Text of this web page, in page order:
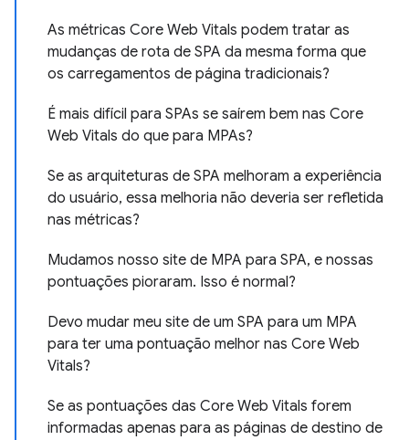
As métricas Core Web Vitals podem tratar as
mudanças de rota de SPA da mesma forma que
os carregamentos de página tradicionais?
É mais difícil para SPAs se saírem bem nas Core
Web Vitals do que para MPAs?
Se as arquiteturas de SPA melhoram a experiência
do usuário, essa melhoria não deveria ser refletida
nas métricas?
Mudamos nosso site de MPA para SPA, e nossas
pontuações pioraram. Isso é normal?
Devo mudar meu site de um SPA para um MPA
para ter uma pontuação melhor nas Core Web
Vitals?
Se as pontuações das Core Web Vitals forem
informadas apenas para as páginas de destino de